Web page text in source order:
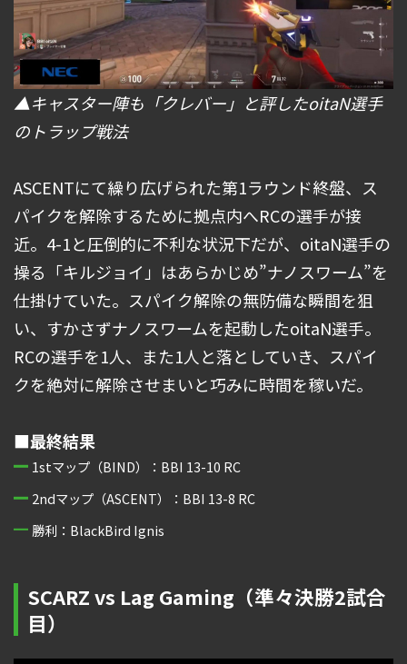
▲キャスター陣も「クレバー」と評したoitaN選手
のトラップ戦法
ASCENTにて繰り広げられた第1ラウンド終盤、ス
パイクを解除するために拠点内へRCの選手が接
近。4-1と圧倒的に不利な状況下だが、oitaN選手の
操る「キルジョイ」はあらかじめ”ナノスワーム”を
仕掛けていた。スパイク解除の無防備な瞬間を狙
い、すかさずナノスワームを起動したoitaN選手。
RCの選手を1人、また1人と落としていき、スパイ
クを絶対に解除させまいと巧みに時間を稼いだ。
■最終結果
1stマップ（BIND）：BBI 13-10 RC
2ndマップ（ASCENT）：BBI 13-8 RC
勝利：BlackBird Ignis
SCARZ vs Lag Gaming（準々決勝2試合
目）